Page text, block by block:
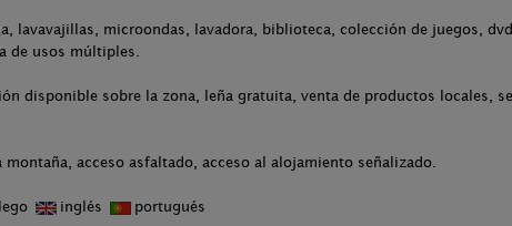
lavavajillas, microondas, lavadora, biblioteca, colección de juegos,
de usos múltiples.
disponible sobre la zona, leña gratuita, venta de productos locales, se
acceso asfaltado, acceso al alojamiento señalizado.
inglés portugués